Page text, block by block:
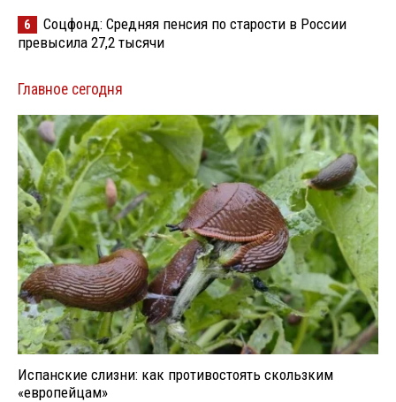
6
Соцфонд: Средняя пенсия по старости в России
превысила 27,2 тысячи
Главное сегодня
Испанские слизни: как противостоять скользким
«европейцам»